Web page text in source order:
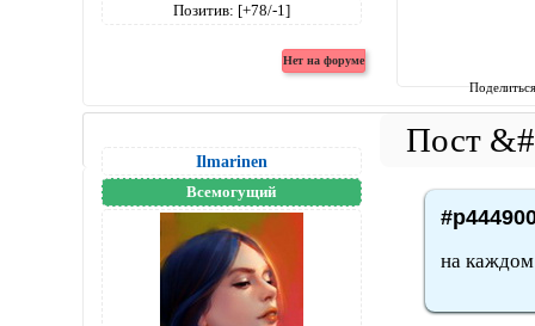
Позитив: [+78/-1]
Ilmarinen
Всемогущий
на